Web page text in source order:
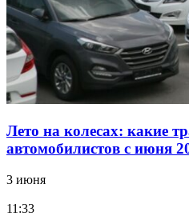
Лето на колесах: какие
автомобилистов с июня
3 июня
11:33